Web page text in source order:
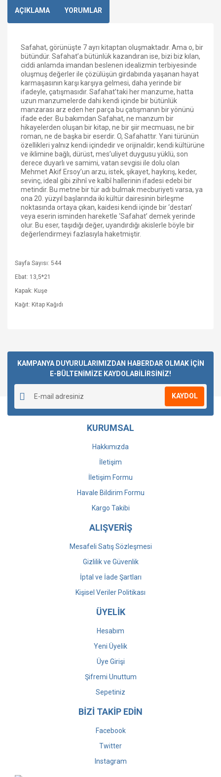
AÇIKLAMA YORUMLAR
Safahat, görünüşte 7 ayrı kitaptan oluşmaktadır. Ama o, bir
bütündür. Safahat’a bütünlük kazandıran ise, bizi biz kılan,
ciddi anlamda imandan beslenen idealizmin terbiyesinde
oluşmuş değerler ile çözülüşün girdabında yaşanan hayat
karmaşasının karşı karşıya gelmesi, daha yerinde bir
ifadeyle, çatışmasıdır. Safahat’taki her manzume, hatta
uzun manzumelerde dahi kendi içinde bir bütünlük
manzarası arz eden her parça bu çatışmanın bir yönünü
ifade eder. Bu bakımdan Safahat, ne manzum bir
hikayelerden oluşan bir kitap, ne bir şiir mecmuası, ne bir
roman, ne de başka bir eserdir. O, Safahattır. Yani türünün
özellikleri yalnız kendi içindedir ve orijinaldir; kendi kültürüne
ve iklimine bağlı, dürüst, mes’uliyet duygusu yüklü, son
derece duyarlı ve samimi, vatan sevgisi ile dolu olan
Mehmet Akif Ersoy’un arzu, istek, şikayet, haykırış, keder,
sevinç, ideal gibi zihnî ve kalbî hallerinin ifadesi edebi bir
metindir. Bu metne bir tür adı bulmak mecburiyeti varsa, ya
ona 20. yüzyıl başlarında iki kültür dairesinin birleşme
noktasında ortaya çıkan, kaidesi kendi içinde bir ‘destan’
veya eserin isminden hareketle ‘Safahat’ demek yerinde
olur. Bu eser, taşıdığı değer, uyandırdığı akislerle böyle bir
değerlendirmeyi fazlasıyla haketmiştir.
Sayfa Sayısı: 544
Ebat: 13,5*21
Kapak: Kuşe
Kağıt: Kitap Kağıdı
KAMPANYA DUYURULARIMIZDAN HABERDAR OLMAK İÇİN
E-BÜLTENİMİZE KAYDOLABİLİRSİNİZ!
KAYDOL
KURUMSAL
Hakkımızda
İletişim
İletişim Formu
Havale Bildirim Formu
Kargo Takibi
ALIŞVERİŞ
Mesafeli Satış Sözleşmesi
Gizlilik ve Güvenlik
İptal ve İade Şartları
Kişisel Veriler Politikası
ÜYELİK
Hesabım
Yeni Üyelik
Üye Girişi
Şifremi Unuttum
Sepetiniz
BİZİ TAKİP EDİN
Facebook
Twitter
Instagram